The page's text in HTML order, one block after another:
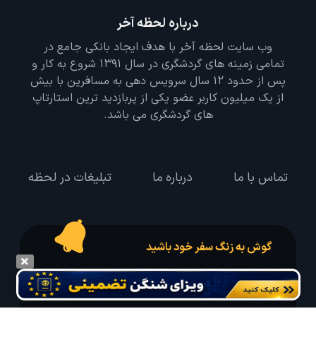
درباره لحظه آخر
وب سایت لحظه آخر با هدف ایجاد بانکی جامع در
تمامی زمینه های گردشگری در سال 1391 شروع به کار و
پس از حدود 12 سال سرویس دهی به مسافرین با بیش
از یک میلیون کاربر عضو یکی از پربازدید ترین استارتاپ
های گردشگری می باشد.
تماس با ما درباره ما تبلیغات در لحظه
گوش به زنگ سفر خود باشید
درخواست سفر خود را در مدت زمان دلخواه ثبت و پیامک بهترین آفر مربوط به تور
درخواستی خود را دریافت نمایید